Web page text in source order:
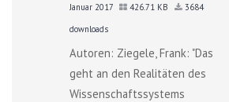
Januar 2017
426.71 KB
3684
downloads
Autoren: Ziegele, Frank: "Das
geht an den Realitäten des
Wissenschaftssystems